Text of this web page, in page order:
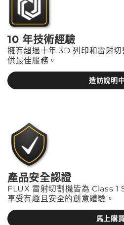
10 年技術經驗
擁有超過十年 3D 列印和雷射
供最佳服務。
造訪說明
產品安全認證
FLUX 雷射切割機皆為 Class 1
享受有趣且安全的創意體驗。
馬上購買